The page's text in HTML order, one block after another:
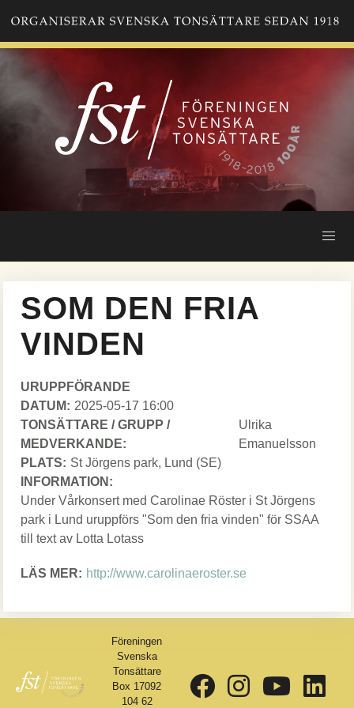
till
huvudinnehåll
SOM DEN FRIA
VINDEN
URUPPFÖRANDE
DATUM: Datum
2025-05-17 16:00
TONSÄTTARE / GRUPP /
MEDVERKANDE:
Tonsättare
/
Medverkande
Ulrika
Emanuelsson
PLATS: St Jörgens park, Lund (SE)
INFORMATION:
Under Vårkonsert med Carolinae Röster i St Jörgens
park i Lund uruppförs "Som den fria vinden" för SSAA
till text av Lotta Lotass
LÄS MER: Link
http://www.carolinaeroster.se
Föreningen
Svenska
Tonsättare
Box 17092
104 62